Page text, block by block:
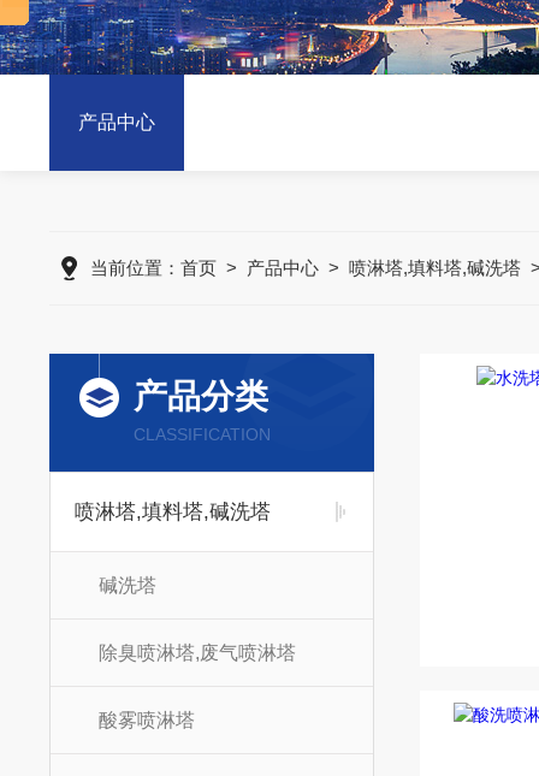
产品中心
当前位置： 首页> 产品中心> 喷淋塔,填料塔,碱洗塔
产品分类
CLASSIFICATION
喷淋塔,填料塔,碱洗塔
碱洗塔
除臭喷淋塔,废气喷淋塔
酸雾喷淋塔